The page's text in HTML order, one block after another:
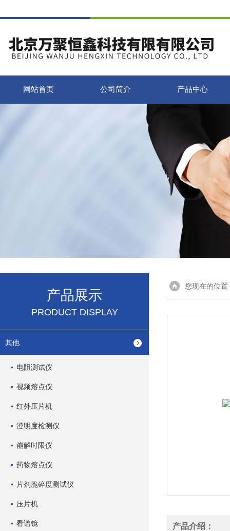
网站首页 公司简介 产品中心
产品展示
PRODUCT DISPLAY
其他
电阻测试仪
视频熔点仪
红外压片机
澄明度检测仪
崩解时限仪
药物熔点仪
片剂脆碎度测试仪
压片机
看谱镜
您现在的位置
产品介绍：